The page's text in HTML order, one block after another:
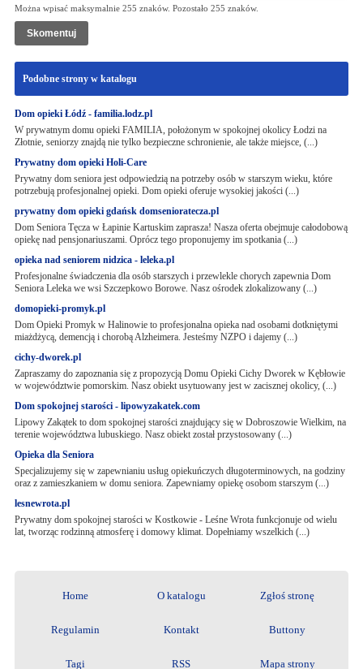
Można wpisać maksymalnie 255 znaków. Pozostało 255 znaków.
Podobne strony w katalogu
Dom opieki Łódź - familia.lodz.pl
W prywatnym domu opieki FAMILIA, położonym w spokojnej okolicy Łodzi na
Złotnie, seniorzy znajdą nie tylko bezpieczne schronienie, ale także miejsce, (...)
Prywatny dom opieki Holi-Care
Prywatny dom seniora jest odpowiedzią na potrzeby osób w starszym wieku, które
potrzebują profesjonalnej opieki. Dom opieki oferuje wysokiej jakości (...)
prywatny dom opieki gdańsk domsenioratecza.pl
Dom Seniora Tęcza w Łapinie Kartuskim zaprasza! Nasza oferta obejmuje całodobową
opiekę nad pensjonariuszami. Oprócz tego proponujemy im spotkania (...)
opieka nad seniorem nidzica - leleka.pl
Profesjonalne świadczenia dla osób starszych i przewlekle chorych zapewnia Dom
Seniora Leleka we wsi Szczepkowo Borowe. Nasz ośrodek zlokalizowany (...)
domopieki-promyk.pl
Dom Opieki Promyk w Halinowie to profesjonalna opieka nad osobami dotkniętymi
miażdżycą, demencją i chorobą Alzheimera. Jesteśmy NZPO i dajemy (...)
cichy-dworek.pl
Zapraszamy do zapoznania się z propozycją Domu Opieki Cichy Dworek w Kębłowie
w województwie pomorskim. Nasz obiekt usytuowany jest w zacisznej okolicy, (...)
Dom spokojnej starości - lipowyzakatek.com
Lipowy Zakątek to dom spokojnej starości znajdujący się w Dobroszowie Wielkim, na
terenie województwa lubuskiego. Nasz obiekt został przystosowany (...)
Opieka dla Seniora
Specjalizujemy się w zapewnianiu usług opiekuńczych długoterminowych, na godziny
oraz z zamieszkaniem w domu seniora. Zapewniamy opiekę osobom starszym (...)
lesnewrota.pl
Prywatny dom spokojnej starości w Kostkowie - Leśne Wrota funkcjonuje od wielu
lat, tworząc rodzinną atmosferę i domowy klimat. Dopełniamy wszelkich (...)
Home O katalogu Zgłoś stronę
Regulamin Kontakt Buttony
Tagi RSS Mapa strony